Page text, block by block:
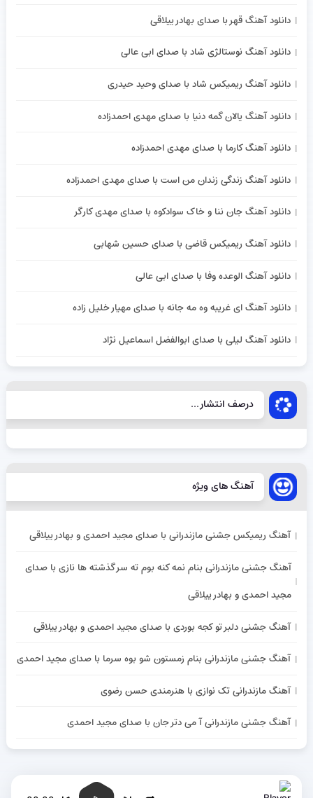
دانلود آهنگ قهر با صدای بهادر ییلاقی
دانلود آهنگ نوستالژی شاد با صدای ابی عالی
دانلود آهنگ ریمیکس شاد با صدای وحید حیدری
دانلود آهنگ یالان گمه دنیا با صدای مهدی احمدزاده
دانلود آهنگ کارما با صدای مهدی احمدزاده
دانلود آهنگ زندگی زندان من است با صدای مهدی احمدزاده
دانلود آهنگ جان ننا و خاک سوادکوه با صدای مهدی کارگر
دانلود آهنگ ریمیکس قاضی با صدای حسین شهابی
دانلود آهنگ الوعده وفا با صدای ابی عالی
دانلود آهنگ ای غریبه وه مه جانه با صدای مهیار خلیل زاده
دانلود آهنگ لیلی با صدای ابوالفضل اسماعیل نژاد
درصف انتشار...
آهنگ های ویژه
آهنگ ریمیکس جشنی مازندرانی با صدای مجید احمدی و بهادر ییلاقی
آهنگ جشنی مازندرانی بنام نمه کنه بوم ته سر گذشته ها نازی با صدای
مجید احمدی و بهادر ییلاقی
آهنگ جشنی دلبر تو کجه بوردی با صدای مجید احمدی و بهادر ییلاقی
آهنگ جشنی مازندرانی بنام زمستون شو بوه سرما با صدای مجید احمدی
آهنگ مازندرانی تک نوازی با هنرمندی حسن رضوی
آهنگ جشنی مازندرانی آ می دتر جان با صدای مجید احمدی